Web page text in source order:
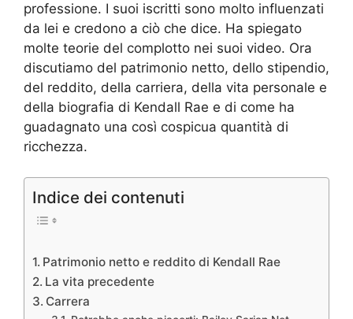
professione. I suoi iscritti sono molto influenzati
da lei e credono a ciò che dice. Ha spiegato
molte teorie del complotto nei suoi video. Ora
discutiamo del patrimonio netto, dello stipendio,
del reddito, della carriera, della vita personale e
della biografia di Kendall Rae e di come ha
guadagnato una così cospicua quantità di
ricchezza.
Indice dei contenuti
Patrimonio netto e reddito di Kendall Rae
La vita precedente
Carrera